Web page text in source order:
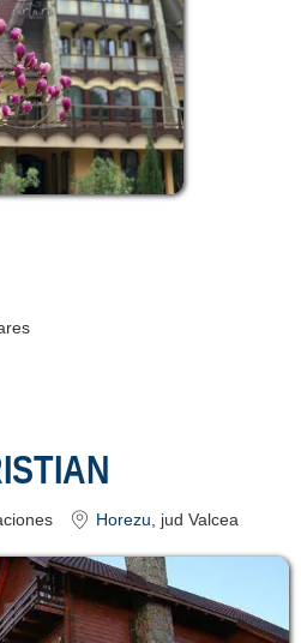
Horezu, jud Valcea